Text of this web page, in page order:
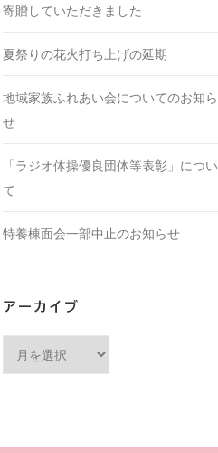
寄贈していただきました
夏祭りの花火打ち上げの延期
地域家族ふれあい会についてのお知ら
せ
「ラジオ体操優良団体等表彰」につい
て
特養棟面会一部中止のお知らせ
アーカイブ
アーカイブ